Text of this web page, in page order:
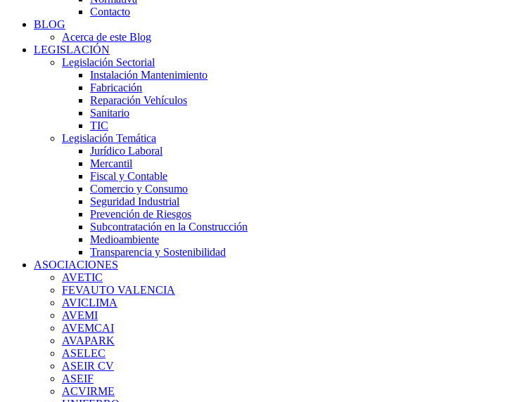
Contacto
BLOG
Acerca de este Blog
LEGISLACIÓN
Legislación Sectorial
Instalación Mantenimiento
Fabricación
Reparación Vehículos
Sanitario
TIC
Legislación Temática
Jurídico Laboral
Mercantil
Fiscal y Contable
Comercio y Consumo
Seguridad Industrial
Prevención de Riesgos
Subcontratación en la Construcción
Medioambiente
Transparencia y Sostenibilidad
ASOCIACIONES
AVETIC
FEVAUTO VALENCIA
AVICLIMA
AVEMI
AVEMCAI
AVAPARK
ASELEC
ASEIR CV
ASEIF
ACVIRME